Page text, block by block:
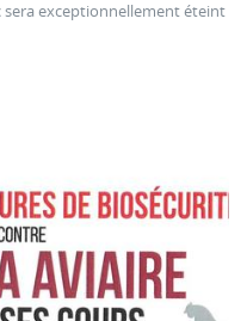
exceptionnellement éteint